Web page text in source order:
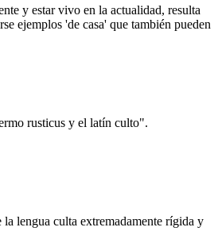
y estar vivo en la actualidad, resulta
ejemplos 'de casa' que también pueden
rusticus y el latín culto".
lengua culta extremadamente rígida y